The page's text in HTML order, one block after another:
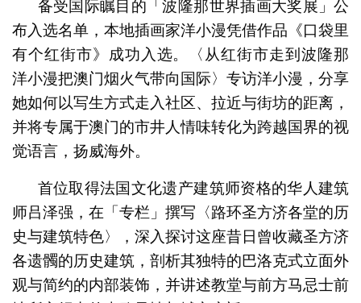
备受国际瞩目的「波隆那世界插画大奖展」公
布入选名单，本地插画家洋小漫凭借作品《口袋里
有个红街市》成功入选。〈从红街市走到波隆那
洋小漫把澳门烟火气带向国际〉专访洋小漫，分享
她如何以写生方式走入社区、拉近与街坊的距离，
并将专属于澳门的市井人情味转化为跨越国界的视
觉语言，扬威海外。
首位取得法国文化遗产建筑师资格的华人建筑
师吕泽强，在「专栏」撰写〈路环圣方济各堂的历
史与建筑特色〉，深入探讨这座昔日曾收藏圣方济
各遗髑的历史建筑，剖析其独特的巴洛克式立面外
观与简约的内部装饰，并讲述教堂与前方马忌士前